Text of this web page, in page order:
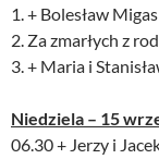
1. + Bolesław
2. Za zmarłych z
3. + Maria i
Niedziela – 15
06.30 + Jerzy i